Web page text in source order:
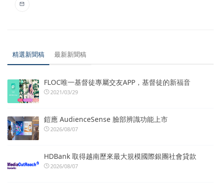
精選新聞稿 最新新聞稿
FLOC唯一基督徒專屬交友APP，基督徒的新福音
2021/03/29
鎧應 AudienceSense 臉部辨識功能上市
2026/08/07
HDBank 取得越南歷來最大規模國際銀團社會貸款
2026/08/07